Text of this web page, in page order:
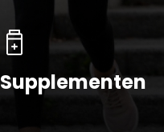
Supplementen